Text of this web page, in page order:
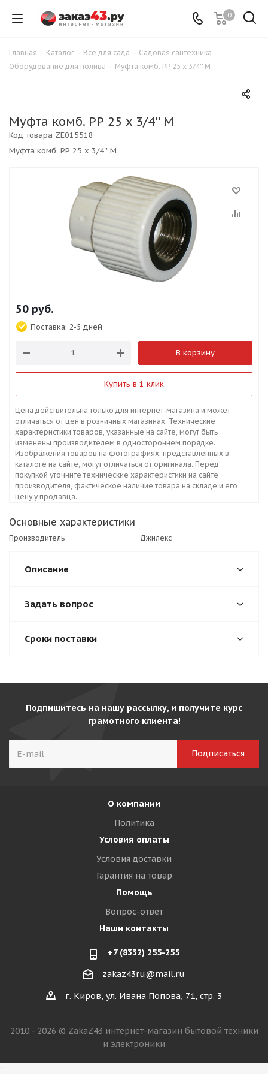
0
Главная - Каталог - Все для сада - Садовая сантехника -
Оборудование для полива - Муфта комб. РР 25 x 3/4'' М
Муфта комб. РР 25 x 3/4'' М
Муфта комб. РР 25 x 3/4'' М
Код товара ZE015518
50 руб.
Поставка: 2-5 дней
В корзину
Купить в 1 клик
Цена действительна только для интернет-магазина и может
отличаться от цен в розничных магазинах. Технические
характеристики товаров, указанные на сайте, могут быть
изменены производителем в одностороннем порядке.
Изображения товаров на фотографиях, представленных в
каталоге на сайте, могут отличаться от оригинала. Перед
покупкой уточните технические характеристики на сайте
производителя, фактическое наличие товара на складе и его
цену у продавца.
Основные характеристики
Производитель Джилекс
Описание
Задать вопрос
Сроки поставки
Подпишитесь на нашу рассылку, и получите курс
грамотного клиента!
О компании
Политика
Условия оплаты
Условия доставки
Гарантия на товар
Помощь
Вопрос-ответ
Наши контакты
+7 (8332) 255-255
zakaz43ru@mail.ru
г. Киров, ул. Ивана Попова, 71, стр. 3
2010 - 2026 © ZakaZ43 интернет-магазин бытовой техники
и электроники
"